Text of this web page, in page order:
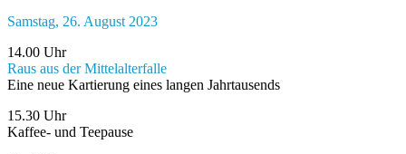
Samstag, 26. August 2023
14.00 Uhr
Raus aus der Mittelalterfalle
Eine neue Kartierung eines langen Jahrtausends
15.30 Uhr
Kaffee- und Teepause